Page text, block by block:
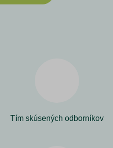
Tím skúsených odborníkov